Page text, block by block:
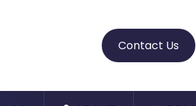
Contact Us